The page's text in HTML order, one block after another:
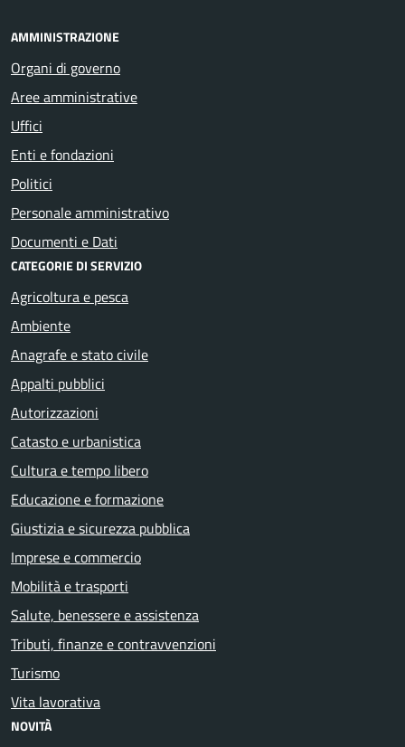
AMMINISTRAZIONE
Organi di governo
Aree amministrative
Uffici
Enti e fondazioni
Politici
Personale amministrativo
Documenti e Dati
CATEGORIE DI SERVIZIO
Agricoltura e pesca
Ambiente
Anagrafe e stato civile
Appalti pubblici
Autorizzazioni
Catasto e urbanistica
Cultura e tempo libero
Educazione e formazione
Giustizia e sicurezza pubblica
Imprese e commercio
Mobilità e trasporti
Salute, benessere e assistenza
Tributi, finanze e contravvenzioni
Turismo
Vita lavorativa
NOVITÀ